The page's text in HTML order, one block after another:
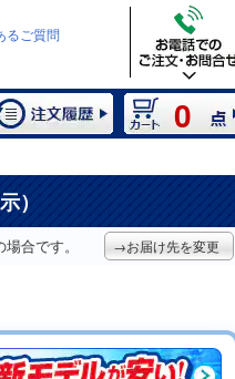
るご質問
0
）
合です。 →お届け先を変更